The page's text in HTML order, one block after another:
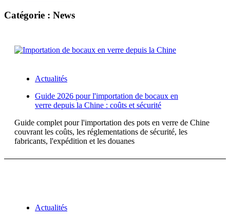
Catégorie : News
Actualités
Guide 2026 pour l'importation de bocaux en
verre depuis la Chine : coûts et sécurité
Guide complet pour l'importation des pots en verre de Chine
couvrant les coûts, les réglementations de sécurité, les
fabricants, l'expédition et les douanes
Actualités